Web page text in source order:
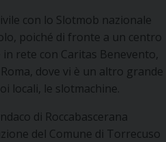
con lo Slotmob nazionale
poiché di fronte a un centro
in rete con Caritas Benevento,
dove vi è un altro grande
locali, le slotmachine.
di Roccabascerana
del Comune di Torrecuso